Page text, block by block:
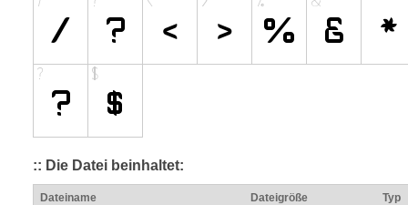
:: Die Datei beinhaltet:
Dateiname Dateigröße Typ